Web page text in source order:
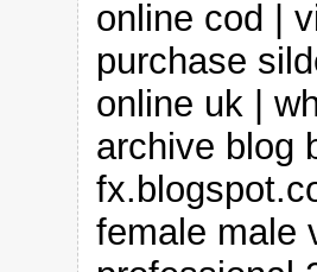
online cod |
purchase
online uk |
archive blog
female male